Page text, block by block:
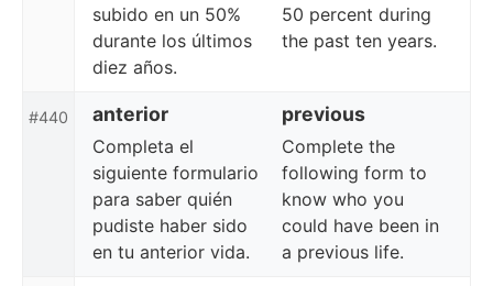
subido en un 50%
durante los últimos
diez años.
50 percent during
the past ten years.
#440 anterior previous
Completa el
siguiente formulario
para saber quién
pudiste haber sido
en tu anterior vida.
Complete the
following form to
know who you
could have been in
a previous life.